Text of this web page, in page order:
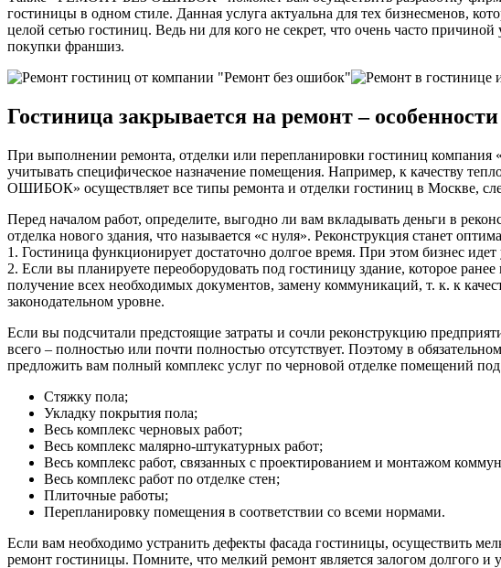
гостиницы в одном стиле. Данная услуга актуальна для тех бизнесменов,
целой сетью гостиниц. Ведь ни для кого не секрет, что очень часто
покупки франшиз.
Гостиница закрывается на ремонт –
При выполнении ремонта, отделки или перепланировки гостиниц
учитывать специфическое назначение помещения. Например, к качеству
ОШИБОК» осуществляет все типы ремонта и отделки гостиниц в Москве,
Перед началом работ, определите, выгодно ли вам вкладывать деньги в
отделка нового здания, что называется «с нуля». Реконструкция станет
1. Гостиница функционирует достаточно долгое время. При этом бизнес
2. Если вы планируете переоборудовать под гостиницу здание, которое
получение всех необходимых документов, замену коммуникаций, т. к. к
законодательном уровне.
Если вы подсчитали предстоящие затраты и сочли реконструкцию
всего – полностью или почти полностью отсутствует. Поэтому в
предложить вам полный комплекс услуг по черновой отделке помещений
Стяжку пола;
Укладку покрытия пола;
Весь комплекс черновых работ;
Весь комплекс малярно-штукатурных работ;
Весь комплекс работ, связанных с проектированием и монтажом
Весь комплекс работ по отделке стен;
Плиточные работы;
Перепланировку помещения в соответствии со всеми нормами.
Если вам необходимо устранить дефекты фасада гостиницы, осуществить
ремонт гостиницы. Помните, что мелкий ремонт является залогом долгого